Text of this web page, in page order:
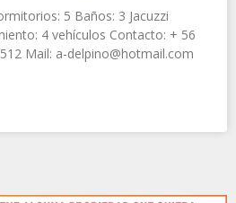
5 Baños: 3 Jacuzzi
4 vehículos Contacto: + 56
Mail: a-delpino@hotmail.com